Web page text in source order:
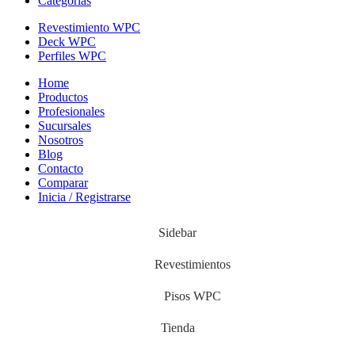
Revestimiento WPC
Deck WPC
Perfiles WPC
Home
Productos
Profesionales
Sucursales
Nosotros
Blog
Contacto
Comparar
Inicia / Registrarse
Sidebar
Revestimientos
Pisos WPC
Tienda